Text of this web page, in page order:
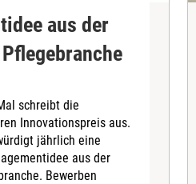
aus der
schreibt die
Innovationspreis aus.
jährlich eine
aus der
Bewerben